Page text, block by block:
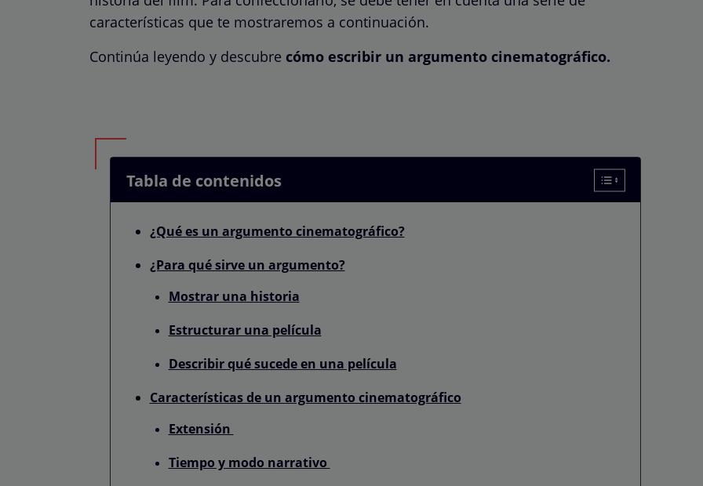
características que te mostraremos a continuación.
Continúa leyendo y descubre cómo escribir un argumento cinematográfico.
Tabla de contenidos
¿Qué es un argumento cinematográfico?
¿Para qué sirve un argumento?
Mostrar una historia
Estructurar una película
Describir qué sucede en una película
Características de un argumento cinematográfico
Extensión
Tiempo y modo narrativo